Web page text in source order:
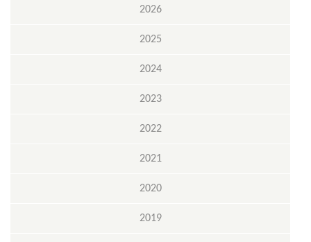
2026
2025
2024
2023
2022
2021
2020
2019